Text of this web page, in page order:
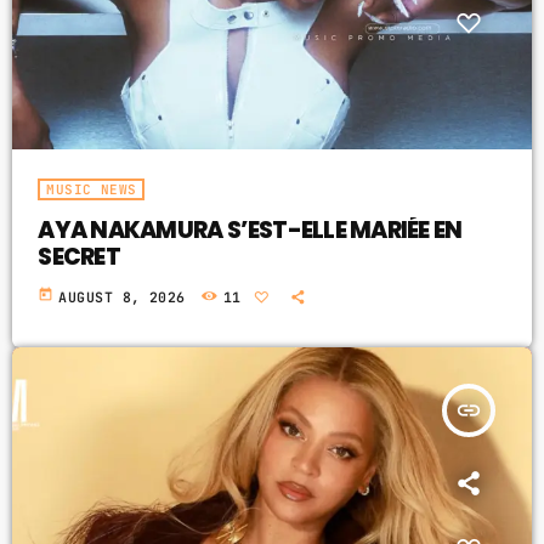
MUSIC NEWS
AYA NAKAMURA S’EST-ELLE MARIÉE EN
SECRET
today AUGUST 8, 2026 11
insert_link